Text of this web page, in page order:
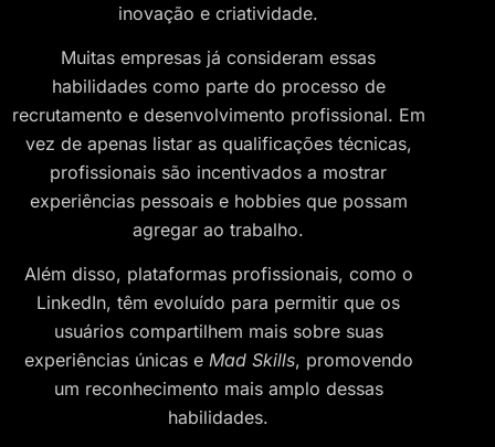
inovação e criatividade.
Muitas empresas já consideram essas
habilidades como parte do processo de
recrutamento e desenvolvimento profissional. Em
vez de apenas listar as qualificações técnicas,
profissionais são incentivados a mostrar
experiências pessoais e hobbies que possam
agregar ao trabalho.
Além disso, plataformas profissionais, como o
LinkedIn, têm evoluído para permitir que os
usuários compartilhem mais sobre suas
experiências únicas e Mad Skills, promovendo
um reconhecimento mais amplo dessas
habilidades.